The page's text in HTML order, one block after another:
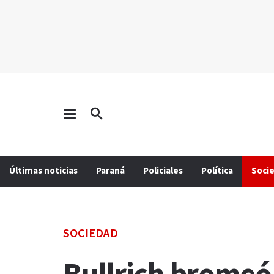
Últimas noticias Paraná Policiales Política
SOCIEDAD